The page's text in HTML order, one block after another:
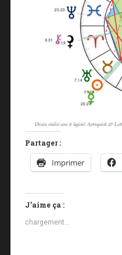
Partager :
Imprimer
J’aime ça :
chargement…